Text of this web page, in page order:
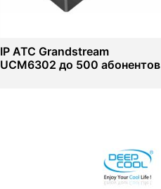
IP АТС Grandstream
UCM6302 до 500 абонентов